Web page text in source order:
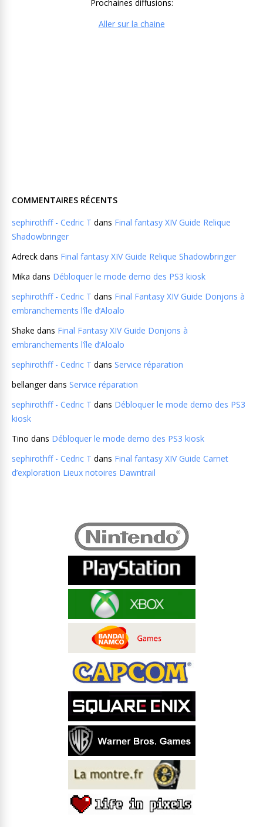
Prochaines diffusions:
Aller sur la chaine
COMMENTAIRES RÉCENTS
sephirothff - Cedric T dans Final fantasy XIV Guide Relique
Shadowbringer
Adreck dans Final fantasy XIV Guide Relique Shadowbringer
Mika dans Débloquer le mode demo des PS3 kiosk
sephirothff - Cedric T dans Final Fantasy XIV Guide Donjons à
embranchements l’île d’Aloalo
Shake dans Final Fantasy XIV Guide Donjons à
embranchements l’île d’Aloalo
sephirothff - Cedric T dans Service réparation
bellangerdans Service réparation
sephirothff - Cedric T dans Débloquer le mode demo des PS3
kiosk
Tino dans Débloquer le mode demo des PS3 kiosk
sephirothff - Cedric T dans Final fantasy XIV Guide Carnet
d’exploration Lieux notoires Dawntrail